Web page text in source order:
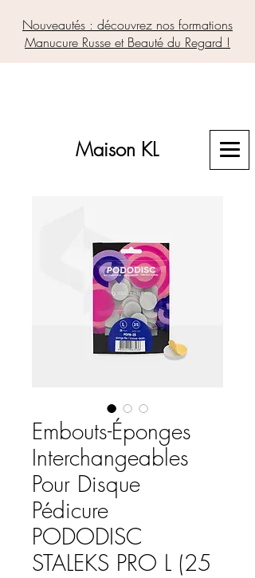
Maison KL
Nouveautés : découvrez nos formations
Manucure Russe et Beauté du Regard !
Embouts-Éponges
Interchangeables
Pour Disque
Pédicure
PODODISC
STALEKS PRO L (25